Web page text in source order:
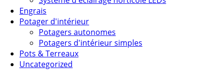
Engrais
Potager d'intérieur
Potagers autonomes
Potagers d'intérieur simples
Pots & Terreaux
Uncategorized